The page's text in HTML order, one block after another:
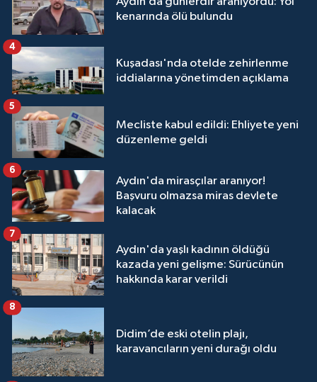
kenarında ölü bulundu
Kuşadası'nda otelde zehirlenme
iddialarına yönetimden açıklama
4
Mecliste kabul edildi: Ehliyete yeni
düzenleme geldi
5
Aydın'da mirasçılar aranıyor!
Başvuru olmazsa miras devlete
kalacak
6
Aydın'da yaşlı kadının öldüğü
kazada yeni gelişme: Sürücünün
hakkında karar verildi
7
Didim’de eski otelin plajı,
karavancıların yeni durağı oldu
8